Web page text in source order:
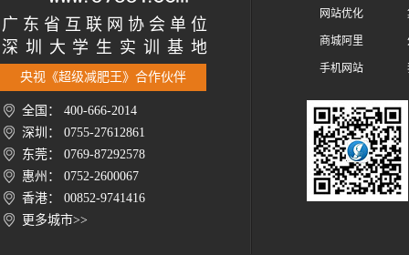
广 东 省 互 联 网 协 会 单 位
深 圳 大 学 生 实 训 基 地
央视《超级减肥王》合作伙伴
全国： 400-666-2014
深圳： 0755-27612861
东莞： 0769-87292578
惠州： 0752-2600067
香港： 00852-9741416
更多城市>>
网站优化
商城阿里
手机网站